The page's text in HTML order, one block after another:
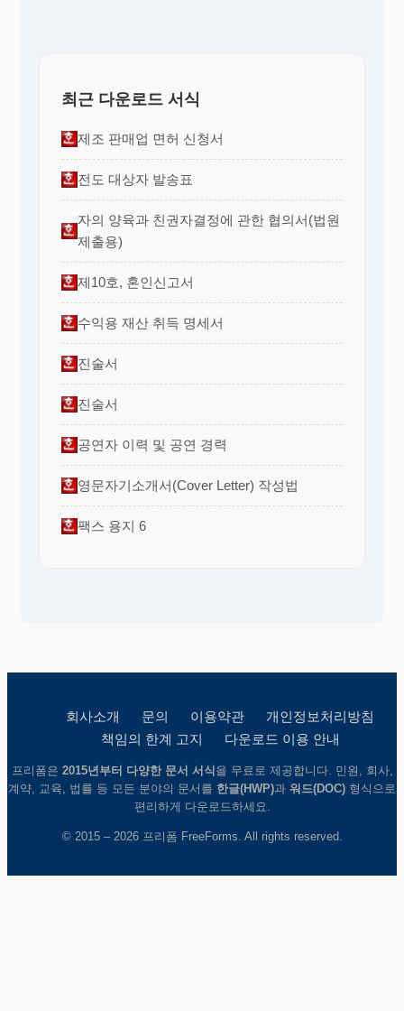
최근 다운로드 서식
제조 판매업 면허 신청서
전도 대상자 발송표
자의 양육과 친권자결정에 관한 협의서(법원
제출용)
제10호, 혼인신고서
수익용 재산 취득 명세서
진술서
진술서
공연자 이력 및 공연 경력
영문자기소개서(Cover Letter) 작성법
팩스 용지 6
회사소개 문의 이용약관
개인정보처리방침
책임의 한계 고지
다운로드 이용 안내
프리폼은 2015년부터 다양한 문서 서식 을 무료로 제공합니다. 민원, 회사,
계약, 교육, 법률 등 모든 분야의 문서를 한글(HWP)과 워드(DOC) 형식으로
편리하게 다운로드하세요.
© 2015 – 2026 프리폼 FreeForms. All rights reserved.